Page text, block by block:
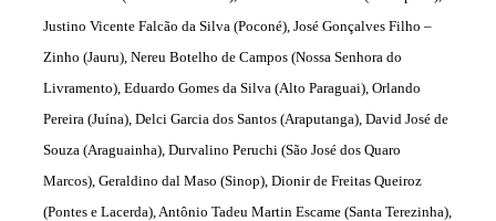
Justino Vicente Falcão da Silva (Poconé), José Gonçalves Filho –
Zinho (Jauru), Nereu Botelho de Campos (Nossa Senhora do
Livramento), Eduardo Gomes da Silva (Alto Paraguai), Orlando
Pereira (Juína), Delci Garcia dos Santos (Araputanga), David José de
Souza (Araguainha), Durvalino Peruchi (São José dos Quaro
Marcos), Geraldino dal Maso (Sinop), Dionir de Freitas Queiroz
(Pontes e Lacerda), Antônio Tadeu Martin Escame (Santa Terezinha),